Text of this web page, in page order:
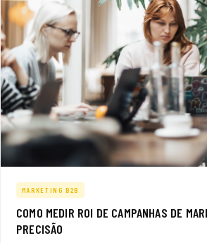
MARKETING B2B
COMO MEDIR ROI DE CAMPANHAS DE
PRECISÃO